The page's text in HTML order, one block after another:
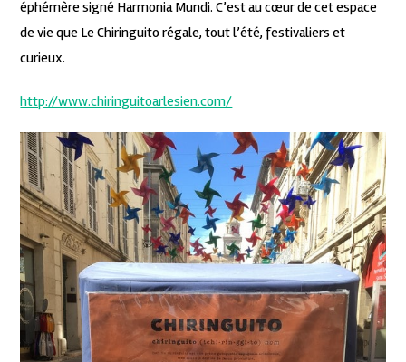
éphémère signé Harmonia Mundi. C’est au cœur de cet espace
de vie que Le Chiringuito régale, tout l’été, festivaliers et
curieux.
http://www.chiringuitoarlesien.com/